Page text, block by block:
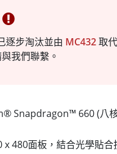
逐步淘汰並由 MC432取
我們聯繫。
Snapdragon™ 660 (八
x 480面板，結合光學貼合